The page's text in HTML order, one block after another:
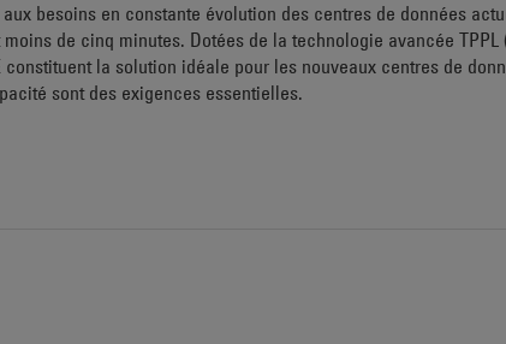
besoins en constante évolution des centres de données
de cinq minutes. Dotées de la technologie avancée
la solution idéale pour les nouveaux centres de
sont des exigences essentielles.